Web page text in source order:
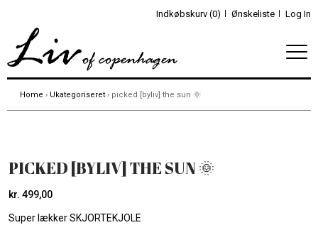
Indkøbskurv (0) Ønskeliste Log In
Home › Ukategoriseret › picked [byliv] the sun 🌞
PICKED [BYLIV] THE SUN 🌞
kr. 499,00
Super lækker SKJORTEKJOLE